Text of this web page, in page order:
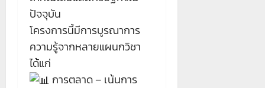
ปัจจุบัน
โครงการนี้มีการบูรณาการ
ความรู้จากหลายแผนกวิชา
ได้แก่
การตลาด – เน้นการ